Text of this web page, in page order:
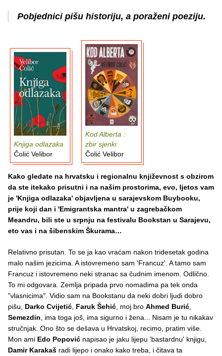
Pobjednici pišu historiju, a poraženi poeziju.
Knjiga odlazaka
Čolić Velibor
Kod Alberta :
zbir sjenki
Čolić Velibor
Kako gledate na hrvatsku i regionalnu književnost s obzirom
da ste itekako prisutni i na našim prostorima, evo, ljetos vam
je 'Knjiga odlazaka' objavljena u sarajevskom Buybooku,
prije koji dan i 'Emigrantska mantra' u zagrebačkom
Meandru, bili ste u srpnju na festivalu Bookstan u Sarajevu,
eto vas i na šibenskim Škurama…
Relativno prisutan. To se ja kao vraćam nakon tridesetak godina
malo našim jezicima. A istovremeno sam 'Francuz'. A tamo sam
Francuz i istovremeno neki stranac sa čudnim imenom. Odlično.
To mi odgovara. Zemlja pripada prvo nomadima pa tek onda
"vlasnicima". Vidio sam na Bookstanu da neki dobri ljudi dobro
pišu, Darko Cvijetić Faruk Šehić , moj bro Ahmed Burić
Semezdin , ima toga još, ima sigurno i žena... Nisam je tu nikakav
stručnjak. Ono što se dešava u Hrvatskoj, recimo, pratim više.
Mon ami Edo Popović napisao je jaku lijepu 'bastardnu' knjigu,
Damir Karakaš radi lijepo i onako kako treba, i čitava ta